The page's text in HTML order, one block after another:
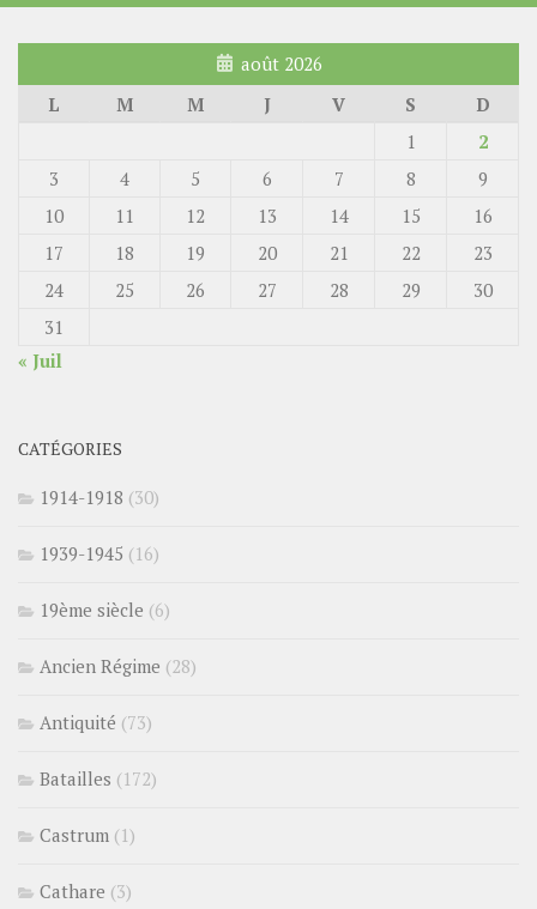
août 2026
L
M M J V S
D
1
2
3
4 5 6 7 8
9
10
11 12 13 14 15
16
17
18 19 20 21 22
23
24
25 26 27 28 29
30
31
« Juil
CATÉGORIES
1914-1918 (30)
1939-1945 (16)
19ème siècle (6)
Ancien Régime (28)
Antiquité (73)
Batailles (172)
Castrum (1)
Cathare (3)